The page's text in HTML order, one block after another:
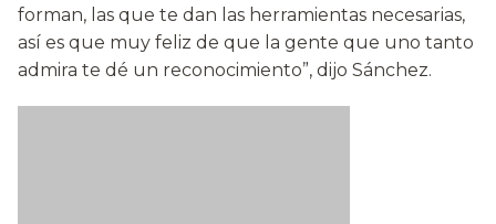
forman, las que te dan las herramientas necesarias,
así es que muy feliz de que la gente que uno tanto
admira te dé un reconocimiento”, dijo Sánchez.